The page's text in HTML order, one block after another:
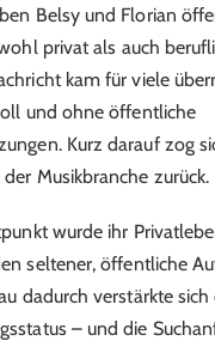
Belsy und Florian
privat als auch
kam für viele
und ohne öffentliche
Kurz darauf zog
Musikbranche zurück.
wurde ihr
seltener, öffentliche
dadurch verstärkte
– und die